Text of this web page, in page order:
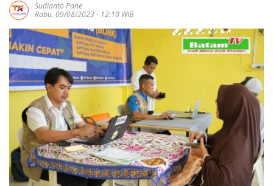
Sudianto Pane
Rabu, 09/08/2023 - 12:10 WIB